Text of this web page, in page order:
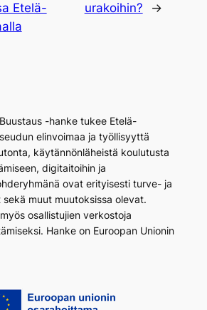
Etelä-
urakoihin?
→
-hanke tukee Etelä-
elinvoimaa ja työllisyyttä
käytännönläheistä koulutusta
digitaitoihin ja
ovat erityisesti turve- ja
muut muutoksissa olevat.
osallistujien verkostoja
Hanke on Euroopan Unionin